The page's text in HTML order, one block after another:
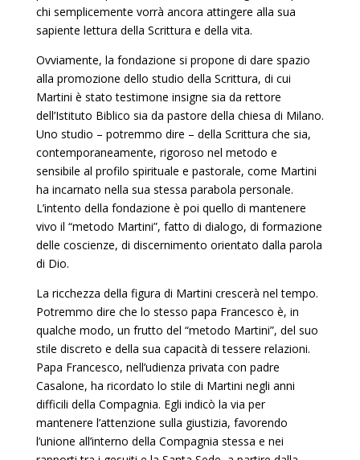
chi semplicemente vorrà ancora attingere alla sua
sapiente lettura della Scrittura e della vita.
Ovviamente, la fondazione si propone di dare spazio
alla promozione dello studio della Scrittura, di cui
Martini è stato testimone insigne sia da rettore
dell’Istituto Biblico sia da pastore della chiesa di Milano.
Uno studio – potremmo dire – della Scrittura che sia,
contemporaneamente, rigoroso nel metodo e
sensibile al profilo spirituale e pastorale, come Martini
ha incarnato nella sua stessa parabola personale.
L’intento della fondazione è poi quello di mantenere
vivo il “metodo Martini”, fatto di dialogo, di formazione
delle coscienze, di discernimento orientato dalla parola
di Dio.
La ricchezza della figura di Martini crescerà nel tempo.
Potremmo dire che lo stesso papa Francesco è, in
qualche modo, un frutto del “metodo Martini”, del suo
stile discreto e della sua capacità di tessere relazioni.
Papa Francesco, nell’udienza privata con padre
Casalone, ha ricordato lo stile di Martini negli anni
difficili della Compagnia. Egli indicò la via per
mantenere l’attenzione sulla giustizia, favorendo
l’unione all’interno della Compagnia stessa e nei